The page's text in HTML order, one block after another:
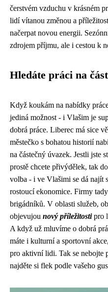
čerstvém vzduchu v krásném
lidí vítanou změnou a
načerpat novou energii.
zdrojem příjmu, ale i cestou k
Hledáte práci na
Když koukám na nabídky
jediná možnost - i Vlašim je
dobrá práce. Liberec má sice
městečko s bohatou historií
na částečný úvazek. Jestli jste
prostě chcete přivýdělek, tak
volba - i ve Vlašimi se dá najít
rostoucí ekonomice. Firmy
brigádníků. V oblasti služeb,
objevujou nový příležitostipro
A když už mluvíme o dobrá
máte i kulturní a sportovní
pro aktivní lidi. Tak se nebojte
najděte si flek podle vašeho